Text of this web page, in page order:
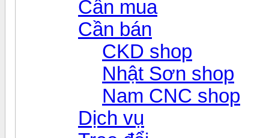
Cần mua
Cần bán
CKD shop
Nhật Sơn shop
Nam CNC shop
Dịch vụ